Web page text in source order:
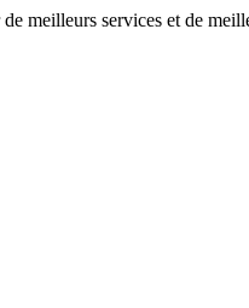
services et de